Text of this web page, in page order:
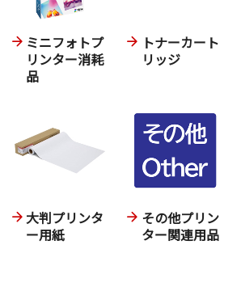
ミニフォトプ
リンター消耗
品
トナーカート
リッジ
大判プリンタ
ー用紙
その他プリン
ター関連用品